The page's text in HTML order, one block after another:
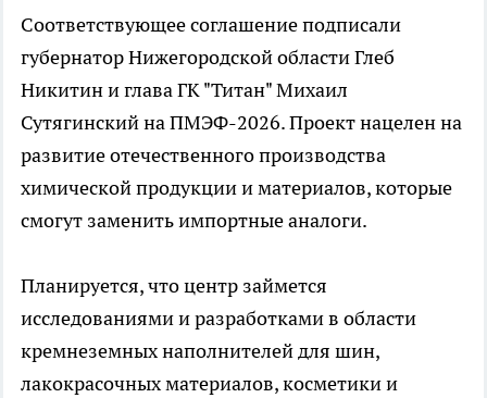
Соответствующее соглашение подписали
губернатор Нижегородской области Глеб
Никитин и глава ГК "Титан" Михаил
Сутягинский на ПМЭФ-2026. Проект нацелен на
развитие отечественного производства
химической продукции и материалов, которые
смогут заменить импортные аналоги.
Планируется, что центр займется
исследованиями и разработками в области
кремнеземных наполнителей для шин,
лакокрасочных материалов, косметики и